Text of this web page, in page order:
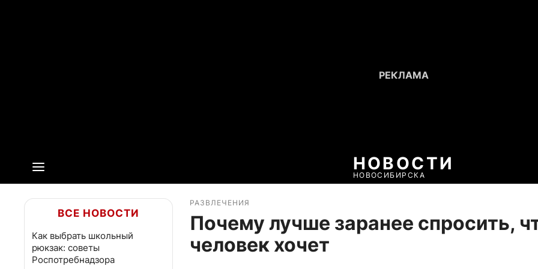
НОВОСТИ
НОВОСИБИРСКА
ВСЕ НОВОСТИ
Как выбрать школьный
рюкзак: советы
Роспотребнадзора
РАЗВЛЕЧЕНИЯ
Почему лучше заранее спросить,
человек хочет